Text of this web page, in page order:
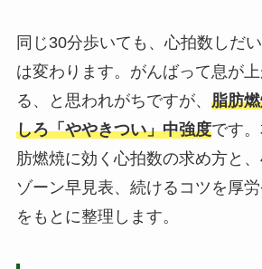
同じ30分歩いても、心拍数しだ
は変わります。がんばって息が
る、と思われがちですが、 脂肪
しろ「ややきつい」中強度です
肪燃焼に効く心拍数の求め方と
ゾーン早見表、続けるコツを厚
をもとに整理します。